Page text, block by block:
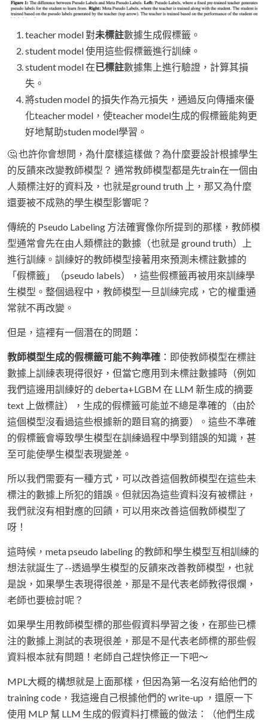
teacher model 對未標註數據生成假標籤。
student model 使用這些假標籤進行訓練。
student model 在已標註數據集上進行驗證，計算其損
失。
將studen model 的損失作為元損失，通過反向傳播來優
化teacher model，使teacher model生成的假標籤能夠更
好地幫助studen model學習。
🤔 也許你會想問，為什麼樣這樣做？為什麼要設計根據學生
的反饋來改變教師模型？ 通常教師模型都是先train在一個由
人類標注好的資料及，也就是ground truth 上，那又為什麼
還要被不成熟的學生模型影響呢？
傳統的 Pseudo Labeling 方法確實像你所提到的那樣，教師模
型通常會先在由人類標註的數據（也就是 ground truth）上
進行訓練。訓練好的教師模型接著用來預測未標註數據的
「假標籤」（pseudo labels），這些假標籤再被用來訓練學
生模型。整個過程中，教師模型一旦訓練完成，它的權重通
常就不再改變。
但是，這裡有一個潛在的問題：
教師模型生成的假標籤可能不夠準確 ：即使教師模型在標註
數據上訓練表現得很好，但當它應用到未標註數據時（例如
我們這邊用訓練好的 deberta+LGBM 在 LLM 新生成的摘要
text 上做標註），生成的假標籤可能並不總是準確的（由於
這個模型沒看過這些根據新的題目寫的摘要）。這些不準確
的假標籤會導致學生模型在訓練過程中學到錯誤的知識，甚
至可能使學生模型表現變差。
所以我們需要有一種方式，可以改善這個教師模型在這些未
標注的數據上所犯的錯誤。但就因為這些資料沒有被標註，
我們就沒有相對應的回饋，可以用來改善這個教師模型了
呀！
這時候，meta pseudo labeling 的教師和學生模型互相訓練的
想法就誕生了--透過學生模型的反饋來改善教師模型，也就
是說，如果學生表現得很差，那是不是代表老師教得很爛，
老師也要檢討呢？
如果學生用教師模型標的那些假資料學習之後，在那些已標
注的數據上測試的表現很差，那是不是代表老師標的那些假
資料根本就有問題！老師自己趕快修正一下吧～
MPL大概的構想就是上面那樣，但因為第一名沒有給他們的
training code，我這邊自己根據他們的 write-up ，還原一下
使用 MLP 幫 LLM 生成的假資料打標籤的做法：（他們生成